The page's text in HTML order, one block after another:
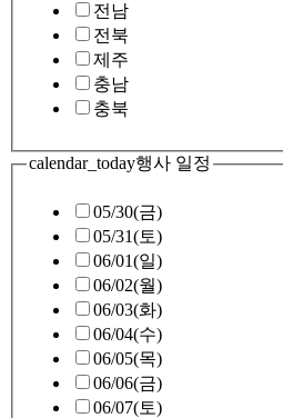
전남
전북
제주
충남
충북
calendar_today행사 일정
05/30(금)
05/31(토)
06/01(일)
06/02(월)
06/03(화)
06/04(수)
06/05(목)
06/06(금)
06/07(토)